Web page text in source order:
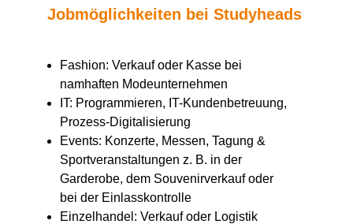
Jobmöglichkeiten bei Studyheads
Fashion: Verkauf oder Kasse bei
namhaften Modeunternehmen
IT: Programmieren, IT-Kundenbetreuung,
Prozess-Digitalisierung
Events: Konzerte, Messen, Tagung &
Sportveranstaltungen z. B. in der
Garderobe, dem Souvenirverkauf oder
bei der Einlasskontrolle
Einzelhandel: Verkauf oder Logistik